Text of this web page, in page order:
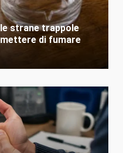
strane trappole
di fumare